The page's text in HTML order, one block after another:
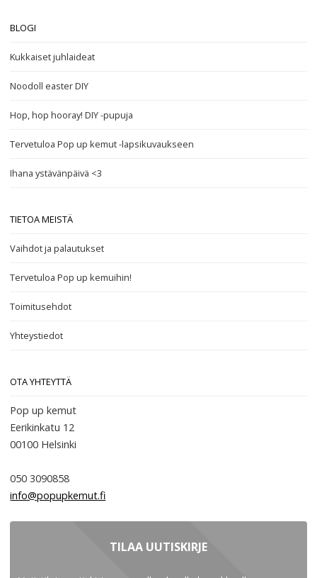
BLOGI
Kukkaiset juhlaideat
Noodoll easter DIY
Hop, hop hooray! DIY -pupuja
Tervetuloa Pop up kemut -lapsikuvaukseen
Ihana ystävänpäivä <3
TIETOA MEISTÄ
Vaihdot ja palautukset
Tervetuloa Pop up kemuihin!
Toimitusehdot
Yhteystiedot
OTA YHTEYTTÄ
Pop up kemut
Eerikinkatu 12
00100 Helsinki
050 3090858
info@popupkemut.fi
TILAA UUTISKIRJE